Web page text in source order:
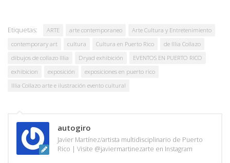
Etiquetas: ARTE arte contemporaneo
Arte Cultura y Entretenimiento
contemporary art
cultura Cultura en Puerto Rico
de Illia Collazo
dibujos de collazo Illia
Dryad exhibición
EVENTOS EN PUERTO RICO
exhibicion
exposición
exposiciones en puerto rico
Illia Collazo arte e ilustración evento cultural
autogiro
Javier Martínez/artista multidisciplinario de Puerto
Rico | Visite @javiermartinezarte en Instagram